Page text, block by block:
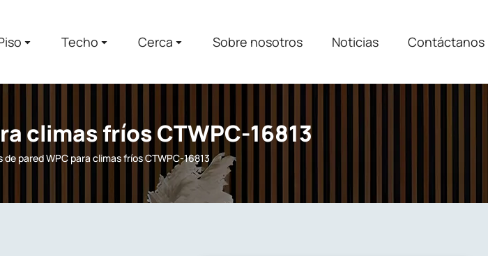
Techo Cerca Sobre nosotros Noticias Contáctanos
climas fríos CTWPC-16813
de pared WPC para climas fríos CTWPC-16813